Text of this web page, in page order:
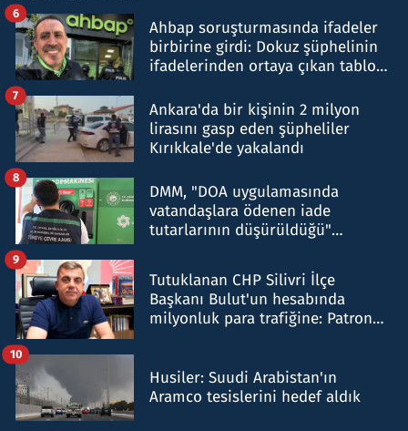
Ahbap soruşturmasında ifadeler
birbirine girdi: Dokuz şüphelinin
ifadelerinden ortaya çıkan tablo
6
Ankara'da bir kişinin 2 milyon
lirasını gasp eden şüpheliler
Kırıkkale'de yakalandı
7
DMM, "DOA uygulamasında
vatandaşlara ödenen iade
tutarlarının düşürüldüğü"
8
Tutuklanan CHP Silivri İlçe
Başkanı Bulut'un hesabında
milyonluk para trafiğine: Patron
9
Husiler: Suudi Arabistan'ın
Aramco tesislerini hedef aldık
10